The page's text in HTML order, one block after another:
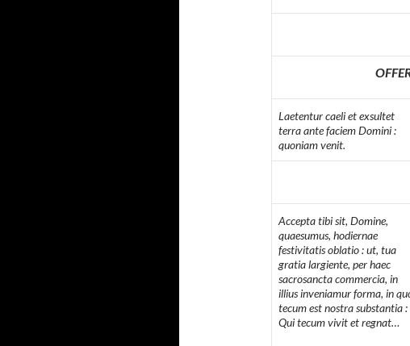
Laetentur caeli et exsultet
terra ante faciem Domini :
quoniam venit.
Accepta tibi sit, Domine,
quaesumus, hodiernae
festivitatis oblatio : ut, tua
gratia largiente, per haec
sacrosancta commercia, in
illius inveniamur forma, in
tecum est nostra substantia :
Qui tecum vivit et regnat…